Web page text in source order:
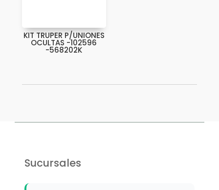
KIT TRUPER P/UNIONES
OCULTAS -102596
-568202K
Sucursales